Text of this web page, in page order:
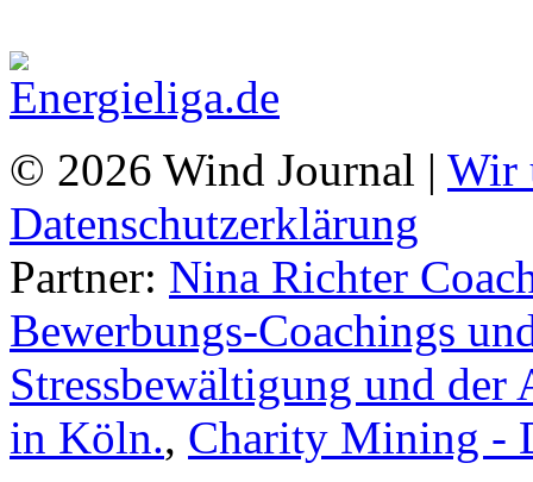
© 2026 Wind Journal | Wir
Datenschutzerklärung
Partner: Nina Richter
Bewerbungs-Coachings
Stressbewältigung und
in Köln., Charity Mining -